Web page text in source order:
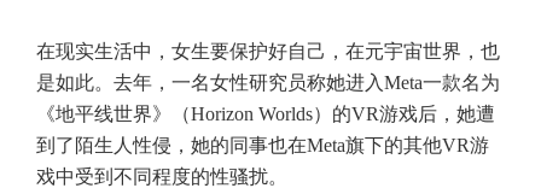
在现实生活中，女生要保护好自己，在元宇宙世界，也
是如此。去年，一名女性研究员称她进入Meta一款名为
《地平线世界》（Horizon Worlds）的VR游戏后，她遭
到了陌生人性侵，她的同事也在Meta旗下的其他VR游
戏中受到不同程度的性骚扰。